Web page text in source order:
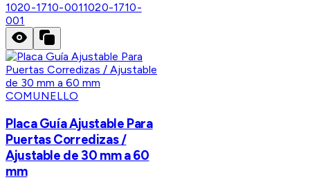
1020-1710-0011020-1710-
001
COMUNELLO
Placa Guía Ajustable Para
Puertas Corredizas /
Ajustable de 30 mm a 60
mm